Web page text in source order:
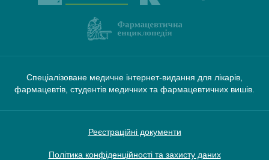
Спеціалізоване медичне інтернет-видання для лікарів,
фармацевтів, студентів медичних та фармацевтичних вишів.
Реєстраційні документи
Політика конфіденційності та захисту даних